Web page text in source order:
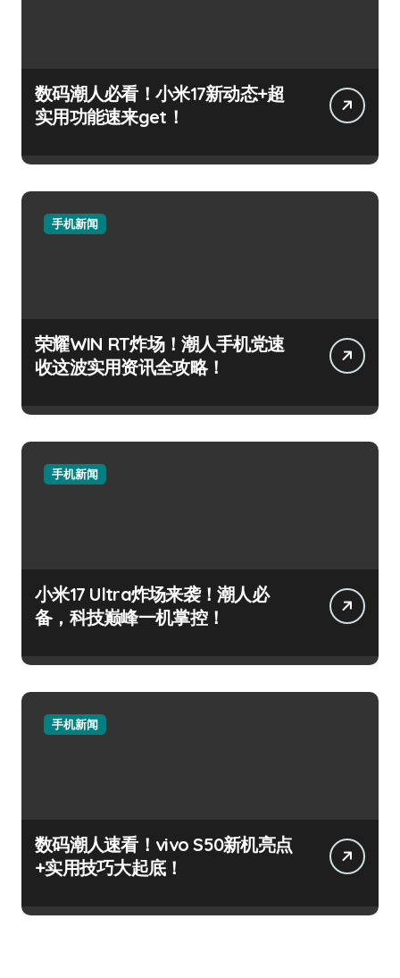
数码潮人必看！小米17新动态+超
实用功能速来get！
手机新闻
荣耀WIN RT炸场！潮人手机党速
收这波实用资讯全攻略！
手机新闻
小米17 Ultra炸场来袭！潮人必
备，科技巅峰一机掌控！
手机新闻
数码潮人速看！vivo S50新机亮点
+实用技巧大起底！